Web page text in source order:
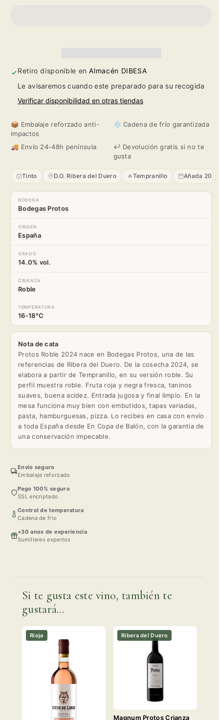
2024 2024
Retiro disponible enAlmacén DIBESA
Le avisaremos cuando este preparado para su recogida
Verificar disponibilidad en otras tiendas
📦 Embalaje reforzado anti-
impactos
❄️ Cadena de frío garantizada
🚚 Envío 24-48h península
↩️ Devolución gratis si no te
gusta
Tinto D.O. Ribera del Duero Tempranillo Añada
BODEGA
Bodegas Protos
ORIGEN
España
GRADO
14.0% vol.
CRIANZA
Roble
TEMPERATURA
16-18°C
Nota de cata
Protos Roble 2024 nace en Bodegas Protos, una de las
referencias de Ribera del Duero. De la cosecha 2024, se
elabora a partir de Tempranillo, en su versión roble. Su
perfil muestra roble. Fruta roja y negra fresca, taninos
suaves, buena acidez. Entrada jugosa y final limpio. En la
mesa funciona muy bien con embutidos, tapas variadas,
pasta, hamburguesas, pizza. Lo recibes en casa con envío
a toda España desde En Copa de Balón, con la garantía de
una conservación impecable.
Envio seguro
Embalaje reforzado
Pago 100% seguro
SSL encriptado
Control de temperatura
Cadena de frio
+30 anos de experiencia
Sumilleres expertos
Si te gusta este vino, también te
gustará...
Rioja Ribera del Duero
Magnum Protos Crianza